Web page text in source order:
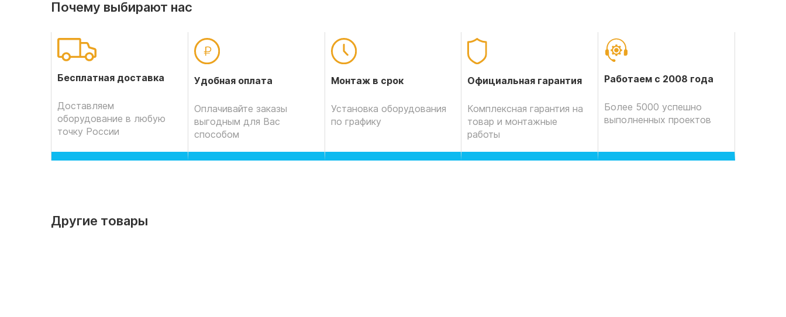
Почему выбирают нас
Бесплатная доставка
Доставляем
оборудование в любую
точку России
Удобная оплата
Оплачивайте заказы
выгодным для Вас
способом
Монтаж в срок
Установка оборудования
по графику
Официальная гарантия
Комплексная гарантия на
товар и монтажные
работы
Работаем с 2008 года
Более 5000 успешно
выполненных проектов
Другие товары